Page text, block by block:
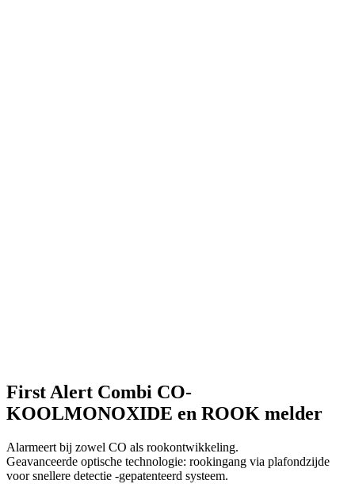
First Alert Combi CO-
KOOLMONOXIDE en ROOK melder
Alarmeert bij zowel CO als rookontwikkeling.
Geavanceerde optische technologie: rookingang via plafondzijde
voor snellere detectie -gepatenteerd systeem.